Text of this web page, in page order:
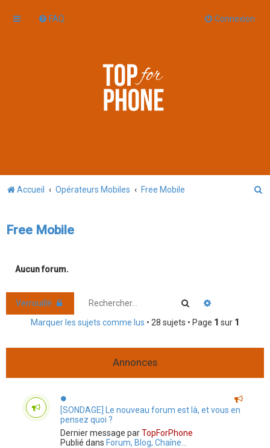
FAQ Connexion
Accueil Opérateurs Mobiles Free Mobile
Free Mobile
Aucun forum.
Verrouillé Rechercher
Marquer les sujets comme lus • 28 sujets • Page 1 sur 1
Annonces
[SONDAGE] Le nouveau forum est là, et vous en
pensez quoi ?
Dernier message parTopForPhone
Publié dans Forum, Blog, Chaîne...